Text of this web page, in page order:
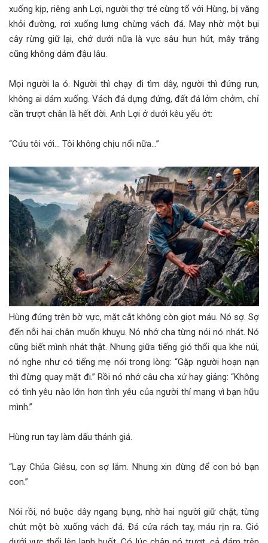
xuống kịp, riêng anh Lợi, người thợ trẻ cùng tổ với Hùng, bị văng
khỏi đường, rơi xuống lưng chừng vách đá. May nhờ một bụi
cây rừng giữ lại, chớ dưới nữa là vực sâu hun hút, mây trắng
cũng không dám đậu lâu.
Mọi người la ó. Người thì chạy đi tìm dây, người thì đứng run,
không ai dám xuống. Vách đá dựng đứng, đất đá lởm chởm, chỉ
cần trượt chân là hết đời. Anh Lợi ở dưới kêu yếu ớt:
“Cứu tôi với… Tôi không chịu nổi nữa…”
Hùng đứng trên bờ vực, mặt cắt không còn giọt máu. Nó sợ. Sợ
đến nỗi hai chân muốn khuỵu. Nó nhớ cha từng nói nó nhát. Nó
cũng biết mình nhát thật. Nhưng giữa tiếng gió thổi qua khe núi,
nó nghe như có tiếng mẹ nói trong lòng: “Gặp người hoạn nạn
thì đừng quay mặt đi.” Rồi nó nhớ câu cha xứ hay giảng: “Không
có tình yêu nào lớn hơn tình yêu của người thí mạng vì bạn hữu
mình.”
Hùng run tay làm dấu thánh giá.
“Lạy Chúa Giêsu, con sợ lắm. Nhưng xin đừng để con bỏ bạn
con.”
Nói rồi, nó buộc dây ngang bụng, nhờ hai người giữ chặt, từng
chút một bò xuống vách đá. Đá cứa rách tay, máu rịn ra. Gió